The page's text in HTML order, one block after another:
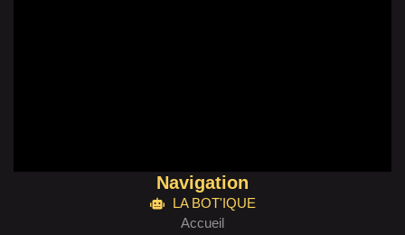
Navigation
LA BOT'IQUE
Accueil